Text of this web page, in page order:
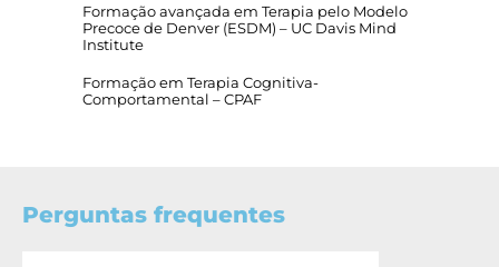
Formação avançada em Terapia pelo Modelo
Precoce de Denver (ESDM) – UC Davis Mind
Institute
Formação em Terapia Cognitiva-
Comportamental – CPAF
Perguntas frequentes